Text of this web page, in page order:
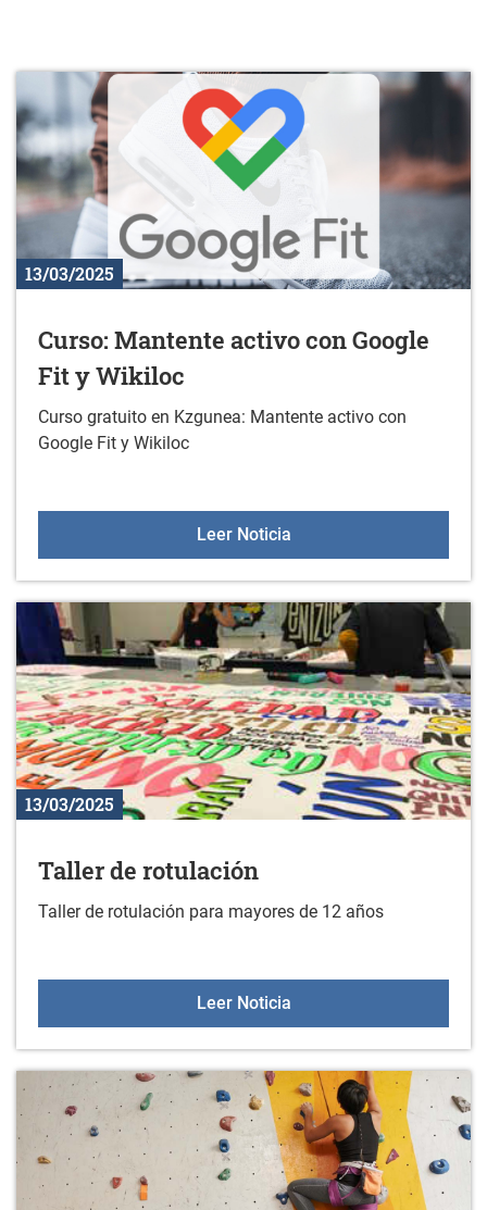
13/03/2025
Curso: Mantente activo con Google
Fit y Wikiloc
Curso gratuito en Kzgunea: Mantente activo con
Google Fit y Wikiloc
Leer NoticiaCurso: Mantente activo
13/03/2025
Taller de rotulación
Taller de rotulación para mayores de 12 años
Leer NoticiaTaller de rotulación